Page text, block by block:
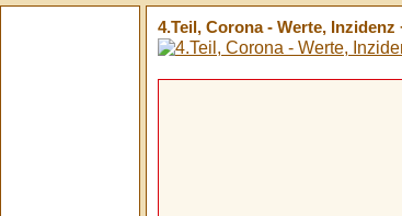
4.Teil, Corona - Werte,